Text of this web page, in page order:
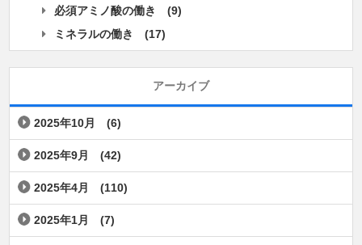
必須アミノ酸の働き
(9)
ミネラルの働き
(17)
アーカイブ
2025年10月 (6)
2025年9月 (42)
2025年4月 (110)
2025年1月 (7)